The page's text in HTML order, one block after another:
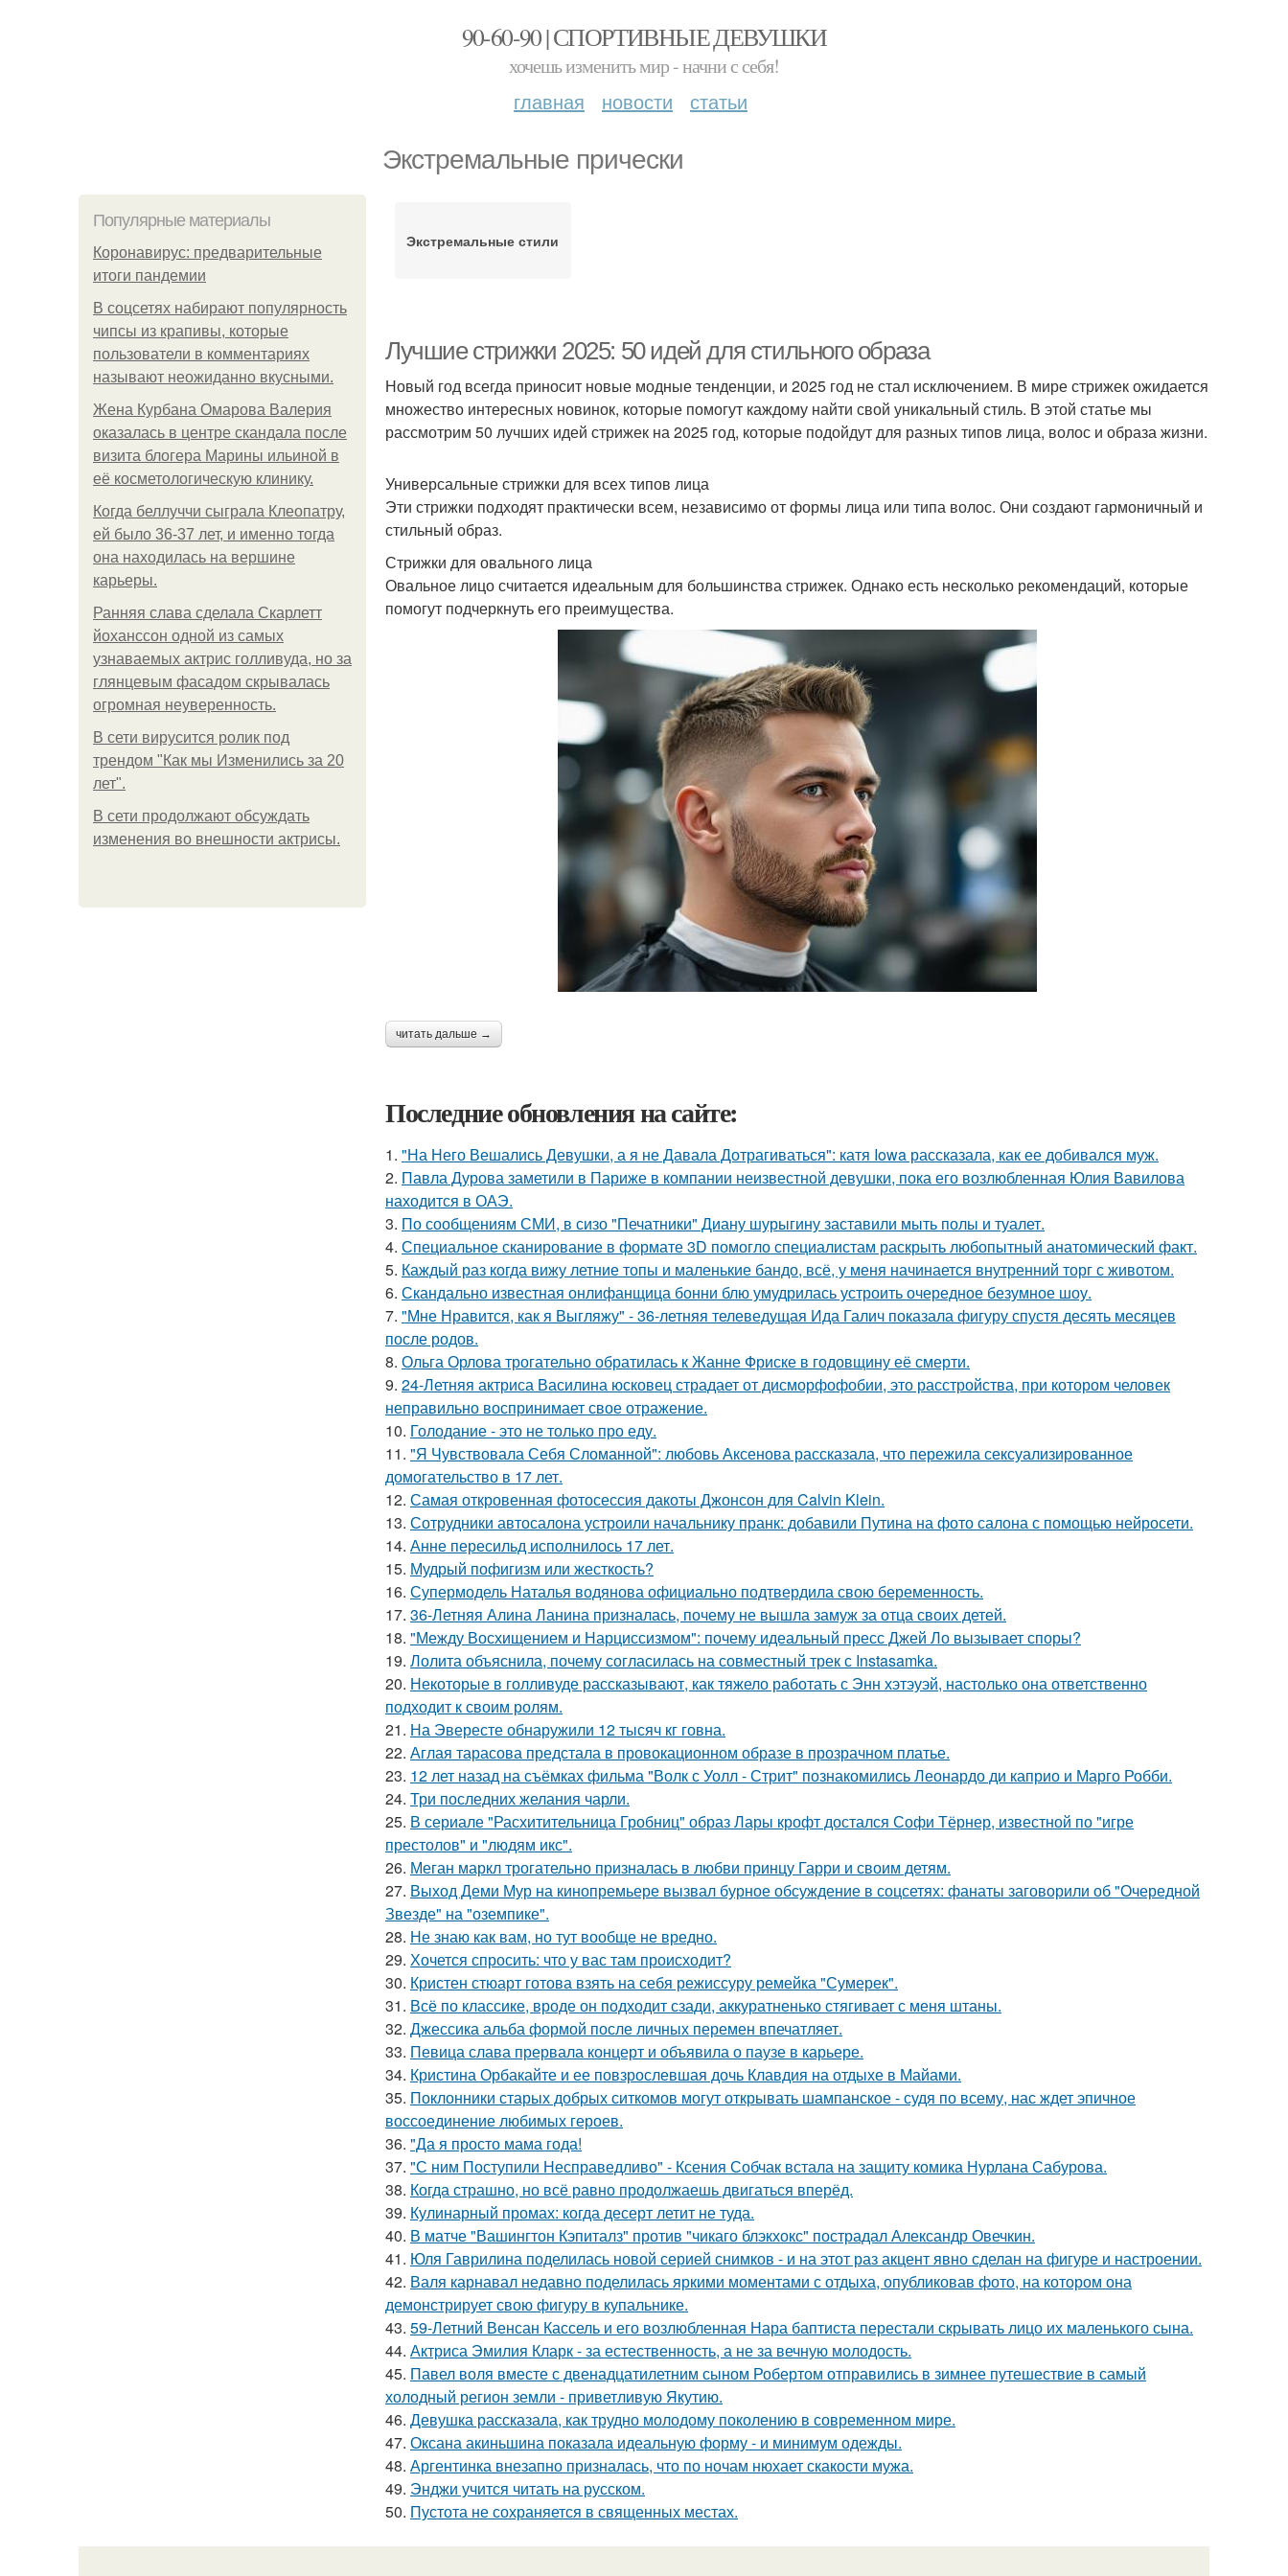
90-60-90 | СПОРТИВНЫЕ ДЕВУШКИ
хочешь изменить мир - начни с себя!
главная новости статьи
Экстремальные прически
Популярные материалы
Коронавирус: предварительные
итоги пандемии
В соцсетях набирают популярность
чипсы из крапивы, которые
пользователи в комментариях
называют неожиданно вкусными.
Жена Курбана Омарова Валерия
оказалась в центре скандала после
визита блогера Марины ильиной в
её косметологическую клинику.
Когда беллуччи сыграла Клеопатру,
ей было 36-37 лет, и именно тогда
она находилась на вершине
карьеры.
Ранняя слава сделала Скарлетт
йоханссон одной из самых
узнаваемых актрис голливуда, но за
глянцевым фасадом скрывалась
огромная неуверенность.
В сети вирусится ролик под
трендом "Как мы Изменились за 20
лет".
В сети продолжают обсуждать
изменения во внешности актрисы.
Экстремальные стили
Лучшие стрижки 2025: 50 идей для стильного образа
Новый год всегда приносит новые модные тенденции, и 2025 год не стал исключением. В мире стрижек ожидается
множество интересных новинок, которые помогут каждому найти свой уникальный стиль. В этой статье мы
рассмотрим 50 лучших идей стрижек на 2025 год, которые подойдут для разных типов лица, волос и образа жизни.
Универсальные стрижки для всех типов лица
Эти стрижки подходят практически всем, независимо от формы лица или типа волос. Они создают гармоничный и
стильный образ.
Стрижки для овального лица
Овальное лицо считается идеальным для большинства стрижек. Однако есть несколько рекомендаций, которые
помогут подчеркнуть его преимущества.
читать дальше →
Последние обновления на сайте:
1. "На Него Вешались Девушки, а я не Давала Дотрагиваться": катя Iowa рассказала, как ее добивался муж.
2. Павла Дурова заметили в Париже в компании неизвестной девушки, пока его возлюбленная Юлия Вавилова
находится в ОАЭ.
3. По сообщениям СМИ, в сизо "Печатники" Диану шурыгину заставили мыть полы и туалет.
4. Специальное сканирование в формате 3D помогло специалистам раскрыть любопытный анатомический факт.
5. Каждый раз когда вижу летние топы и маленькие бандо, всё, у меня начинается внутренний торг с животом.
6. Скандально известная онлифанщица бонни блю умудрилась устроить очередное безумное шоу.
7. "Мне Нравится, как я Выгляжу" - 36-летняя телеведущая Ида Галич показала фигуру спустя десять месяцев
после родов.
8. Ольга Орлова трогательно обратилась к Жанне Фриске в годовщину её смерти.
9. 24-Летняя актриса Василина юсковец страдает от дисморфофобии, это расстройства, при котором человек
неправильно воспринимает свое отражение.
10. Голодание - это не только про еду.
11. "Я Чувствовала Себя Сломанной": любовь Аксенова рассказала, что пережила сексуализированное
домогательство в 17 лет.
12. Самая откровенная фотосессия дакоты Джонсон для Calvin Klein.
13. Сотрудники автосалона устроили начальнику пранк: добавили Путина на фото салона с помощью нейросети.
14. Анне пересильд исполнилось 17 лет.
15. Мудрый пофигизм или жесткость?
16. Супермодель Наталья водянова официально подтвердила свою беременность.
17. 36-Летняя Алина Ланина призналась, почему не вышла замуж за отца своих детей.
18. "Между Восхищением и Нарциссизмом": почему идеальный пресс Джей Ло вызывает споры?
19. Лолита объяснила, почему согласилась на совместный трек с Instasamka.
20. Некоторые в голливуде рассказывают, как тяжело работать с Энн хэтэуэй, настолько она ответственно
подходит к своим ролям.
21. На Эвересте обнаружили 12 тысяч кг говна.
22. Аглая тарасова предстала в провокационном образе в прозрачном платье.
23. 12 лет назад на съёмках фильма "Волк с Уолл - Стрит" познакомились Леонардо ди каприо и Марго Робби.
24. Три последних желания чарли.
25. В сериале "Расхитительница Гробниц" образ Лары крофт достался Софи Тёрнер, известной по "игре
престолов" и "людям икс".
26. Меган маркл трогательно призналась в любви принцу Гарри и своим детям.
27. Выход Деми Мур на кинопремьере вызвал бурное обсуждение в соцсетях: фанаты заговорили об "Очередной
Звезде" на "оземпике".
28. Не знаю как вам, но тут вообще не вредно.
29. Хочется спросить: что у вас там происходит?
30. Кристен стюарт готова взять на себя режиссуру ремейка "Сумерек".
31. Всё по классике, вроде он подходит сзади, аккуратненько стягивает с меня штаны.
32. Джессика альба формой после личных перемен впечатляет.
33. Певица слава прервала концерт и объявила о паузе в карьере.
34. Кристина Орбакайте и ее повзрослевшая дочь Клавдия на отдыхе в Майами.
35. Поклонники старых добрых ситкомов могут открывать шампанское - судя по всему, нас ждет эпичное
воссоединение любимых героев.
36. "Да я просто мама года!
37. "С ним Поступили Несправедливо" - Ксения Собчак встала на защиту комика Нурлана Сабурова.
38. Когда страшно, но всё равно продолжаешь двигаться вперёд.
39. Кулинарный промах: когда десерт летит не туда.
40. В матче "Вашингтон Кэпиталз" против "чикаго блэкхокс" пострадал Александр Овечкин.
41. Юля Гаврилина поделилась новой серией снимков - и на этот раз акцент явно сделан на фигуре и настроении.
42. Валя карнавал недавно поделилась яркими моментами с отдыха, опубликовав фото, на котором она
демонстрирует свою фигуру в купальнике.
43. 59-Летний Венсан Кассель и его возлюбленная Нара баптиста перестали скрывать лицо их маленького сына.
44. Актриса Эмилия Кларк - за естественность, а не за вечную молодость.
45. Павел воля вместе с двенадцатилетним сыном Робертом отправились в зимнее путешествие в самый
холодный регион земли - приветливую Якутию.
46. Девушка рассказала, как трудно молодому поколению в современном мире.
47. Оксана акиньшина показала идеальную форму - и минимум одежды.
48. Аргентинка внезапно призналась, что по ночам нюхает скакости мужа.
49. Энджи учится читать на русском.
50. Пустота не сохраняется в священных местах.